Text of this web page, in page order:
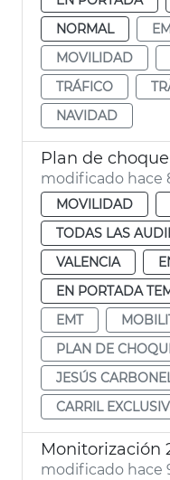
NORMAL
MOVILIDAD
TRÁFICO
NAVIDAD
modificado hace
MOVILIDAD
TODAS LAS
VALENCIA
EN PORTADA
EMT
PLAN DE
JESÚS
CARRIL
modificado hace